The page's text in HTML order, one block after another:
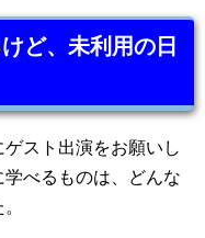
ど、未利用の日
スト出演をお願いし
べるものは、どんな